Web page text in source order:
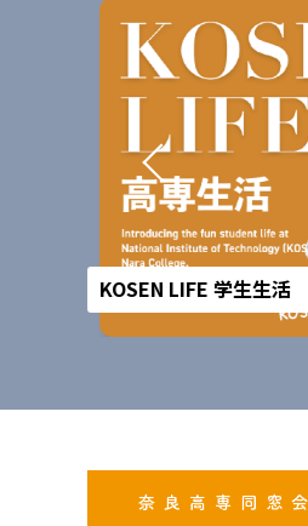
KOSEN LIFE 学生生活